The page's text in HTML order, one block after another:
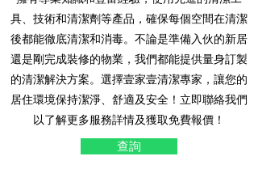
具、技術和清潔劑等產品，確保每個空間在清潔
後都能徹底清潔和消毒。不論是準備入伙的新居
還是剛完成裝修的物業，我們都能提供量身訂製
的清潔解決方案。選擇壹家壹清潔專家，讓您的
居住環境保持潔淨、舒適及安全！立即聯絡我們
以了解更多服務詳情及獲取免費報價！
查詢